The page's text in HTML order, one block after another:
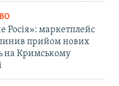
Росія»: маркетплейс
прийом нових
на Кримському